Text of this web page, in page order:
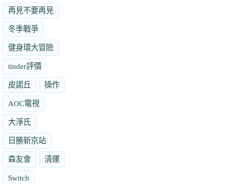
再見不要再見
冬季戰爭
健身環大冒險
tinder評價
皮諾丘 操作
AOC電視
大淨氏
日勝新京站
森友會 清運
Switch